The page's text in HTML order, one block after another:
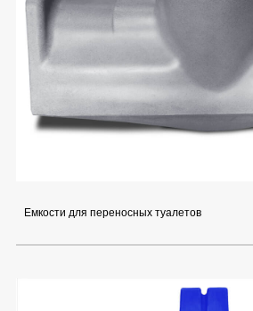
Емкости для переносных туалетов